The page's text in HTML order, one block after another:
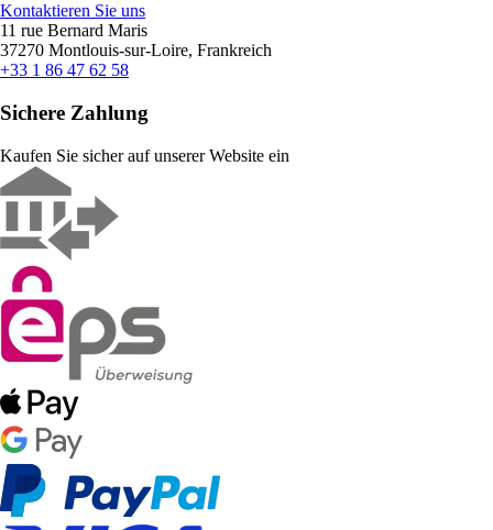
Kontaktieren Sie uns
11 rue Bernard Maris
37270 Montlouis-sur-Loire, Frankreich
+33 1 86 47 62 58
Sichere Zahlung
Kaufen Sie sicher auf unserer Website ein